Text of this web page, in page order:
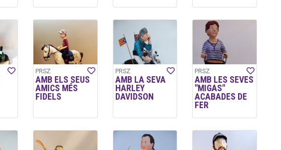
PRSZ
AMB ELS SEUS
AMICS MÉS
FIDELS
PRSZ
AMB LA SEVA
HARLEY
DAVIDSON
PRSZ
AMB LES SEVES
"MIGAS"
ACABADES DE
FER